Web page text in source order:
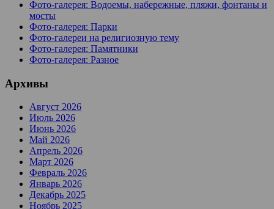
Фото-галерея: Водоемы, набережные, пляжи, фонтаны и
мосты
Фото-галерея: Парки
Фото-галереи на религиозную тему
Фото-галерея: Памятники
Фото-галерея: Разное
Архивы
Август 2026
Июль 2026
Июнь 2026
Май 2026
Апрель 2026
Март 2026
Февраль 2026
Январь 2026
Декабрь 2025
Ноябрь 2025